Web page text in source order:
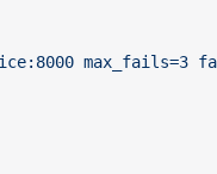
max_fails=3